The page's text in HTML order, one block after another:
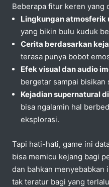
Beberapa fitur keren yang
Lingkungan
yang bikin bulu kuduk
Cerita berdasarkan
terasa punya bobot
Efek visual dan audio
bergetar sampai bisikan
Kejadian supernatural
bisa ngalamin hal
eksplorasi.
Tapi hati-hati, game ini
bisa memicu kejang bagi
dan bahkan menyebabkan
tak teratur bagi yang